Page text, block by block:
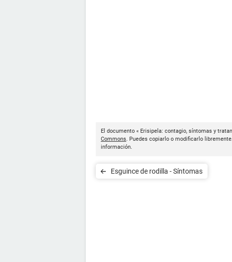
El documento « Erisipela: contagio, síntomas y
Commons. Puedes copiarlo o modificarlo
información.
Esguince de rodilla - Síntomas